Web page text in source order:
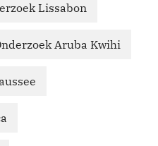
Lissabon
Aruba Kwihi